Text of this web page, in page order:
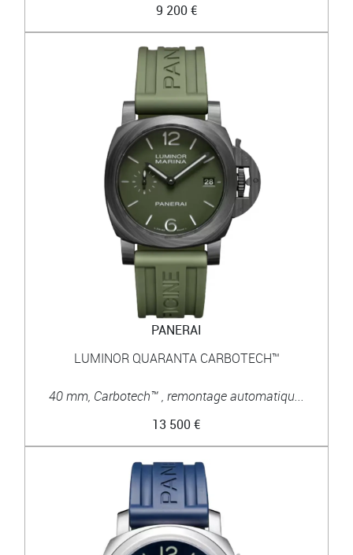
9 200 €
PANERAI
LUMINOR QUARANTA CARBOTECH™
40 mm, Carbotech™ , remontage automatiqu...
13 500 €